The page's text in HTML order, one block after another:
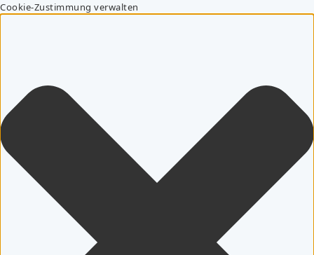
Cookie-Zustimmung verwalten